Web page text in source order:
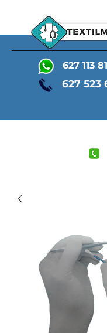
627 113
627 523